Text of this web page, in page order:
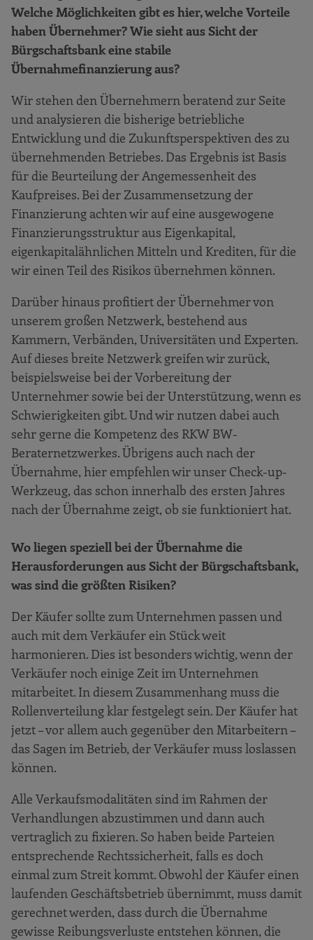
Welche Möglichkeiten gibt es hier, welche Vorteile
haben Übernehmer? Wie sieht aus Sicht der
Bürgschaftsbank eine stabile
Übernahmefinanzierung aus?
Wir stehen den Übernehmern beratend zur Seite
und analysieren die bisherige betriebliche
Entwicklung und die Zukunftsperspektiven des zu
übernehmenden Betriebes. Das Ergebnis ist Basis
für die Beurteilung der Angemessenheit des
Kaufpreises. Bei der Zusammensetzung der
Finanzierung achten wir auf eine ausgewogene
Finanzierungsstruktur aus Eigenkapital,
eigenkapitalähnlichen Mitteln und Krediten, für die
wir einen Teil des Risikos übernehmen können.
Darüber hinaus profitiert der Übernehmer von
unserem großen Netzwerk, bestehend aus
Kammern, Verbänden, Universitäten und Experten.
Auf dieses breite Netzwerk greifen wir zurück,
beispielsweise bei der Vorbereitung der
Unternehmer sowie bei der Unterstützung, wenn es
Schwierigkeiten gibt. Und wir nutzen dabei auch
sehr gerne die Kompetenz des RKW BW-
Beraternetzwerkes. Übrigens auch nach der
Übernahme, hier empfehlen wir unser Check-up-
Werkzeug, das schon innerhalb des ersten Jahres
nach der Übernahme zeigt, ob sie funktioniert hat.
Wo liegen speziell bei der Übernahme die
Herausforderungen aus Sicht der Bürgschaftsbank,
was sind die größten Risiken?
Der Käufer sollte zum Unternehmen passen und
auch mit dem Verkäufer ein Stück weit
harmonieren. Dies ist besonders wichtig, wenn der
Verkäufer noch einige Zeit im Unternehmen
mitarbeitet. In diesem Zusammenhang muss die
Rollenverteilung klar festgelegt sein. Der Käufer hat
jetzt – vor allem auch gegenüber den Mitarbeitern –
das Sagen im Betrieb, der Verkäufer muss loslassen
können.
Alle Verkaufsmodalitäten sind im Rahmen der
Verhandlungen abzustimmen und dann auch
vertraglich zu fixieren. So haben beide Parteien
entsprechende Rechtssicherheit, falls es doch
einmal zum Streit kommt. Obwohl der Käufer einen
laufenden Geschäftsbetrieb übernimmt, muss damit
gerechnet werden, dass durch die Übernahme
gewisse Reibungsverluste entstehen können, die